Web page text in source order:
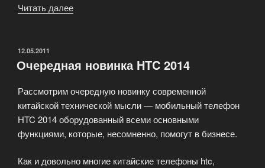
Читать далее
ОПУБЛИКОВАНО
12.05.2011
Очередная новинка HTC 2014
Рассмотрим очередную новинку современной
китайской технической мысли — мобильный телефон
HTC 2014 оборудованный всеми основными
функциями, которые, несомненно, помогут в бизнесе.
Как и довольно многие китайские телефоны htc,